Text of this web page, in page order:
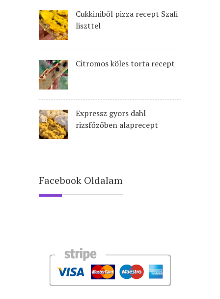
Cukkiniből pizza recept Szafi
liszttel
Citromos köles torta recept
Expressz gyors dahl
rizsfőzőben alaprecept
Facebook Oldalam